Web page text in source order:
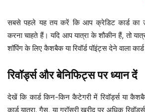
सबसे पहले यह तय करें कि आप क्रेडिट कार्ड का
करना चाहते हैं। यदि आप यात्रा के शौकीन हैं, तो
शॉपिंग के लिए कैशबैक या रिवॉर्ड पॉइंट्स देने वाला
रिवॉर्ड्स और बेनिफिट्स पर ध्यान दें
देखें कि कार्ड किन-किन कैटेगरी में रिवॉर्ड्स
कार्ड यात्रा, गैस, या ग्रॉसरी खरीद पर अधिक